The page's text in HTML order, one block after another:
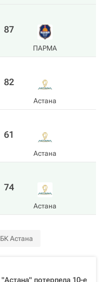
87
ПАРМА
82
Астана
61
Астана
74
Астана
БК Астана
"Астана" потерпела 10-е